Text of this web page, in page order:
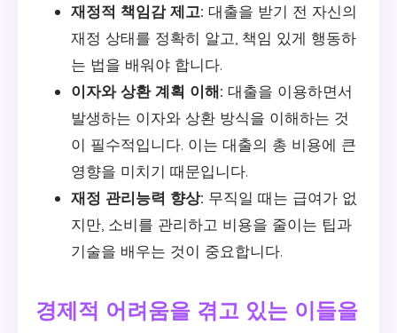
재정적 책임감 제고: 대출을 받기 전 자신의
재정 상태를 정확히 알고, 책임 있게 행동하
는 법을 배워야 합니다.
이자와 상환 계획 이해: 대출을 이용하면서
발생하는 이자와 상환 방식을 이해하는 것
이 필수적입니다. 이는 대출의 총 비용에 큰
영향을 미치기 때문입니다.
재정 관리능력 향상: 무직일 때는 급여가 없
지만, 소비를 관리하고 비용을 줄이는 팁과
기술을 배우는 것이 중요합니다.
경제적 어려움을 겪고 있는 이들을